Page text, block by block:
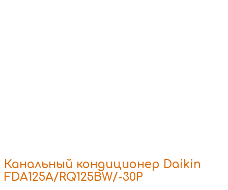
Канальный кондиционер Daikin
FDA125A/RQ125BW/-30P